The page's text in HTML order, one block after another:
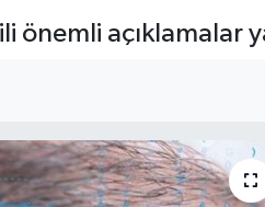
önemli açıklamalar